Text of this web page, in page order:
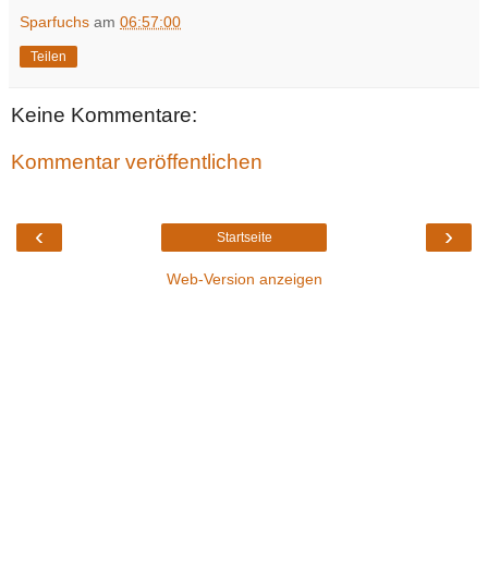
Sparfuchs am 06:57:00
Teilen
Keine Kommentare:
Kommentar veröffentlichen
‹ ›
Startseite
Web-Version anzeigen